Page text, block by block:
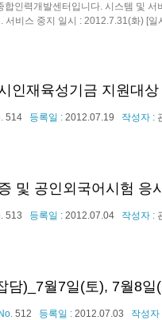
합인력개발센터입니다. 시스템 및
서비스 중지 일시 : 2012.7.31(화) [
인재육성기금 지원대
514 등록일 : 2012.07.19 작성자 :
및 공인외국어시험 응
513 등록일 : 2012.07.04 작성자 :
담)_7월7일(토), 7월8
No. 512 등록일 : 2012.07.03 작성